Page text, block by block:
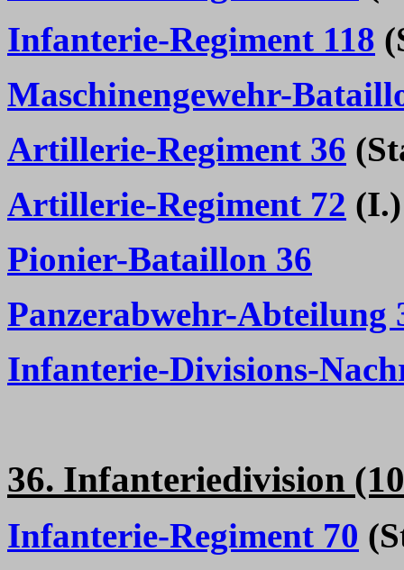
Infanterie-Regiment 118
Maschinengewehr-
Artillerie-Regiment 36
Artillerie-Regiment 72 (I.)
Pionier-Bataillon 36
Panzerabwehr-Abteilung
Infanterie-Divisions-
36. Infanteriedivision
Infanterie-Regiment 70